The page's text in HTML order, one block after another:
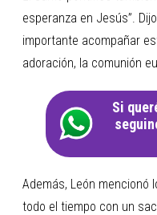
esperanza en Jesús”.
importante acompañar
adoración, la comunión
Si
Además, León mencionó
todo el tiempo con un